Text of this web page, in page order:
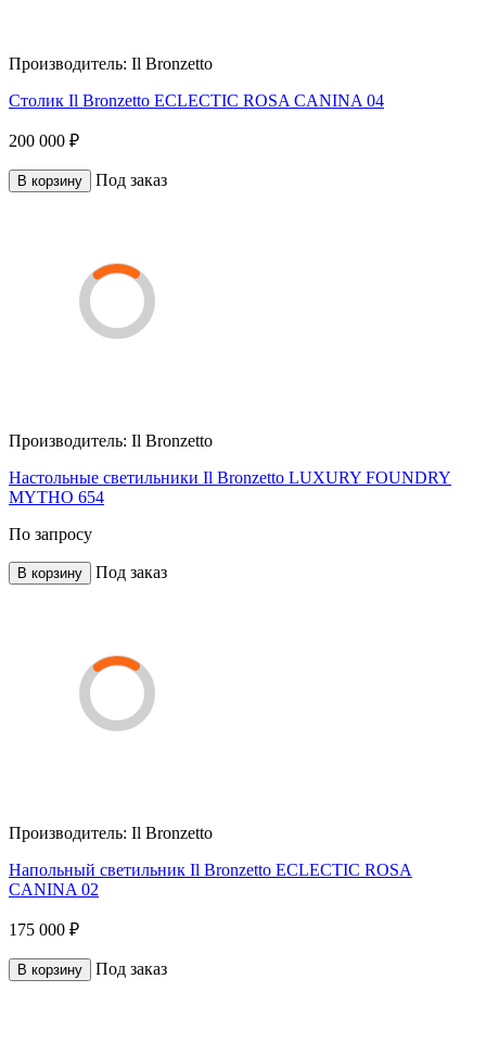
Производитель: Il Bronzetto
Столик Il Bronzetto ECLECTIC ROSA CANINA 04
200 000 ₽
В корзину Под заказ
Производитель: Il Bronzetto
Настольные светильники Il Bronzetto LUXURY FOUNDRY
MYTHO 654
По запросу
В корзину Под заказ
Производитель: Il Bronzetto
Напольный светильник Il Bronzetto ECLECTIC ROSA
CANINA 02
175 000 ₽
В корзину Под заказ